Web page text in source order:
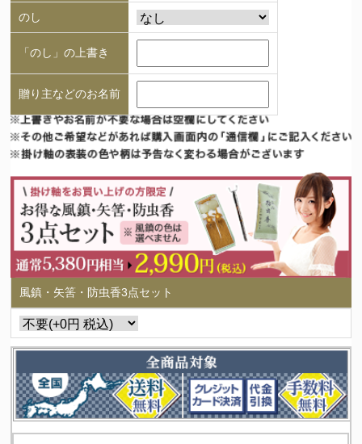
のし
「のし」の上書き
贈り主などのお名前
風鎮・矢筈・防虫香3点セット